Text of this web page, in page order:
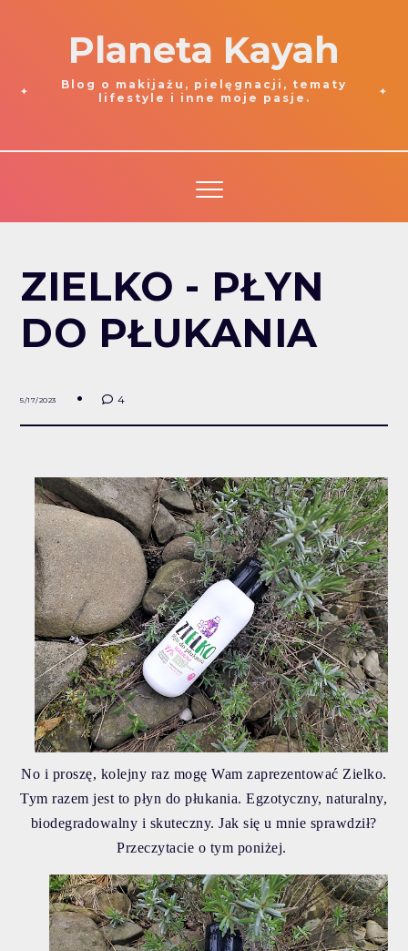
Planeta Kayah
Blog o makijażu, pielęgnacji, tematy
lifestyle i inne moje pasje.
ZIELKO - PŁYN
DO PŁUKANIA
5/17/2023 4
No i proszę, kolejny raz mogę Wam zaprezentować Zielko.
Tym razem jest to płyn do płukania. Egzotyczny, naturalny,
biodegradowalny i skuteczny. Jak się u mnie sprawdził?
Przeczytacie o tym poniżej.